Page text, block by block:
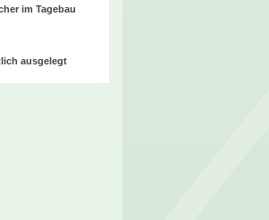
im Tagebau
ausgelegt